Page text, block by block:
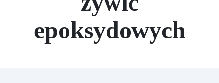
epoksydowych